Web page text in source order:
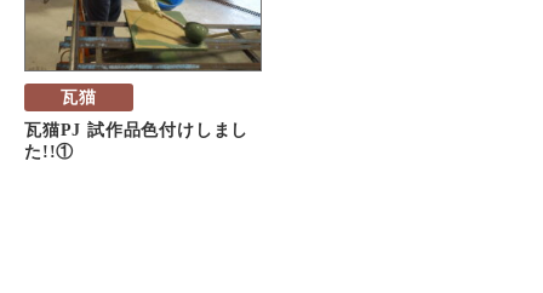
瓦猫
瓦猫PJ 試作品色付けしまし
た!!①